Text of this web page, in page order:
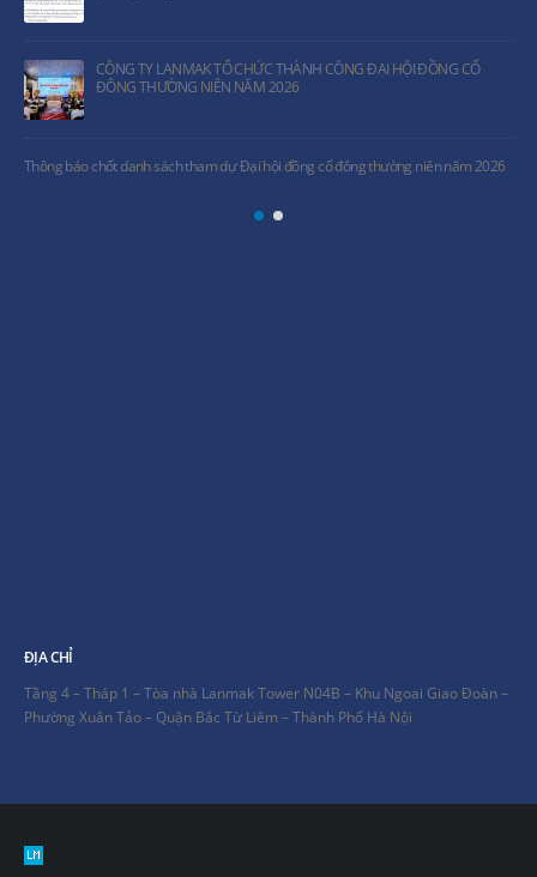
CÔNG TY LANMAK TỔ CHỨC THÀNH CÔNG ĐẠI HỘI ĐỒNG CỔ
ĐÔNG THƯỜNG NIÊN NĂM 2026
Thông báo chốt danh sách tham dự Đại hội đồng cổ đông thường niên năm 2026
ĐỊA CHỈ
Tầng 4 – Tháp 1 – Tòa nhà Lanmak Tower N04B – Khu Ngoai Giao Đoàn –
Phường Xuân Tảo – Quận Bắc Từ Liêm – Thành Phố Hà Nội